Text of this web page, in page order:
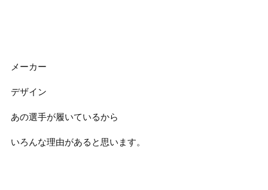
メーカー
デザイン
あの選手が履いているから
いろんな理由があると思います。